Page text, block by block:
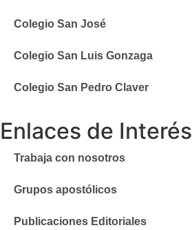
Colegio San José
Colegio San Luis Gonzaga
Colegio San Pedro Claver
Enlaces de Interés
Trabaja con nosotros
Grupos apostólicos
Publicaciones Editoriales